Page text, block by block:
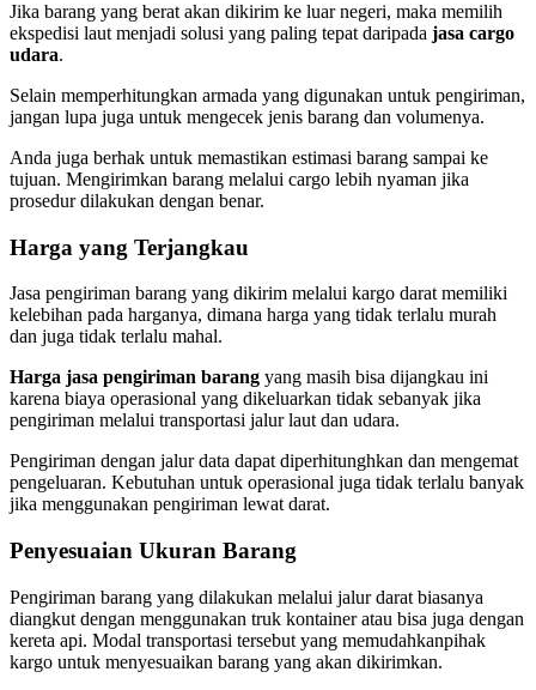
Jika barang yang berat akan dikirim ke luar negeri, maka memilih
ekspedisi laut menjadi solusi yang paling tepat daripada jasa cargo
udara.
Selain memperhitungkan armada yang digunakan untuk pengiriman,
jangan lupa juga untuk mengecek jenis barang dan volumenya.
Anda juga berhak untuk memastikan estimasi barang sampai ke
tujuan. Mengirimkan barang melalui cargo lebih nyaman jika
prosedur dilakukan dengan benar.
Harga yang Terjangkau
Jasa pengiriman barang yang dikirim melalui kargo darat memiliki
kelebihan pada harganya, dimana harga yang tidak terlalu murah
dan juga tidak terlalu mahal.
Harga jasa pengiriman barang yang masih bisa dijangkau ini
karena biaya operasional yang dikeluarkan tidak sebanyak jika
pengiriman melalui transportasi jalur laut dan udara.
Pengiriman dengan jalur data dapat diperhitunghkan dan mengemat
pengeluaran. Kebutuhan untuk operasional juga tidak terlalu banyak
jika menggunakan pengiriman lewat darat.
Penyesuaian Ukuran Barang
Pengiriman barang yang dilakukan melalui jalur darat biasanya
diangkut dengan menggunakan truk kontainer atau bisa juga dengan
kereta api. Modal transportasi tersebut yang memudahkanpihak
kargo untuk menyesuaikan barang yang akan dikirimkan.